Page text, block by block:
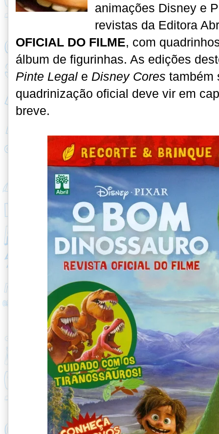
animações Disney e
revistas da Editora
OFICIAL DO FILME, com
álbum de figurinhas. As edições
Pinte Legal e Disney Cores também
quadrinização oficial deve vir em
breve.